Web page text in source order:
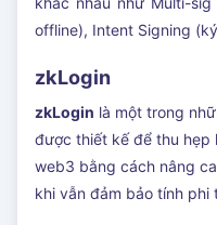
offline), Intent Signing
zkLogin
zkLogin là một trong
được thiết kế để thu hẹp
web3 bằng cách nâng
khi vẫn đảm bảo tính